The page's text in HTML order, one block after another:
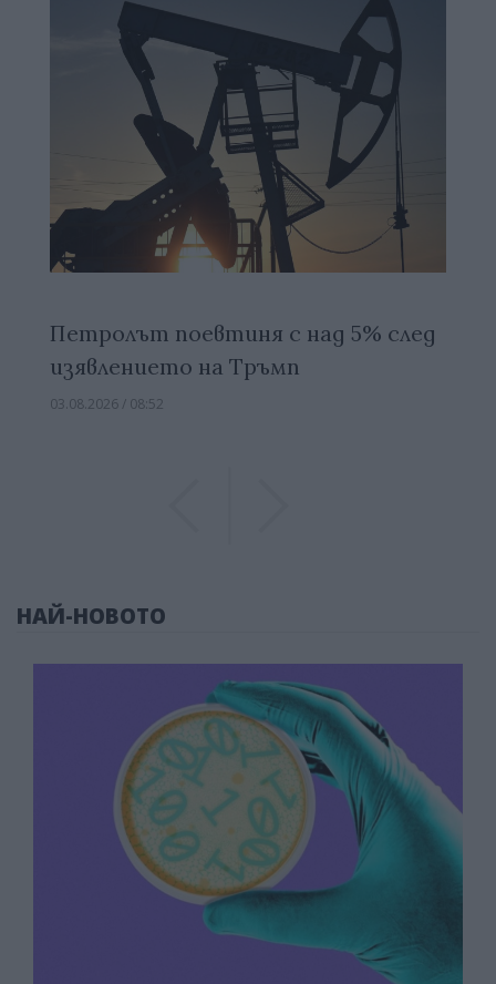
Петролът поевтиня с над 5% след
изявлението на Тръмп
03.08.2026 / 08:52
НАЙ-НОВОТО